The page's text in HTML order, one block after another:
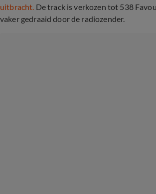
uitbracht. De track is verkozen tot 538
vaker gedraaid door de radiozender.